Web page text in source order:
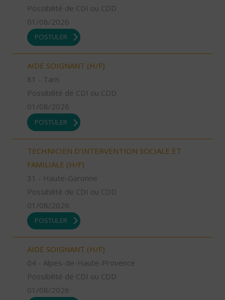
Possibilité de CDI ou CDD
01/08/2026
POSTULER
AIDE SOIGNANT (H/F)
81 - Tarn
Possibilité de CDI ou CDD
01/08/2026
POSTULER
TECHNICIEN D’INTERVENTION SOCIALE ET
FAMILIALE (H/F)
31 - Haute-Garonne
Possibilité de CDI ou CDD
01/08/2026
POSTULER
AIDE SOIGNANT (H/F)
04 - Alpes-de-Haute-Provence
Possibilité de CDI ou CDD
01/08/2026